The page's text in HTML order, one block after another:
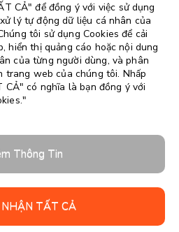
CẢ" để đồng ý với việc sử dụng
lý tự động dữ liệu cá nhân của
tôi sử dụng Cookies để cải
hiển thị quảng cáo hoặc nội dung
của từng người dùng, và phân
web của chúng tôi. Nhấp
CẢ" có nghĩa là bạn đồng ý với
Thông Tin
TẤT CẢ